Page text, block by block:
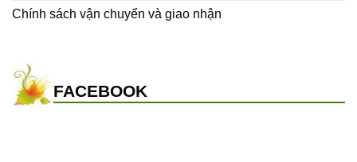
Chính sách vận chuyển và giao nhận
FACEBOOK